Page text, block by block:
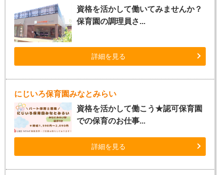
資格を活かして働いてみませんか？
保育園の調理員さ...
詳細を見る
にじいろ保育園みなとみらい
資格を活かして働こう★認可保育園
での保育のお仕事...
詳細を見る